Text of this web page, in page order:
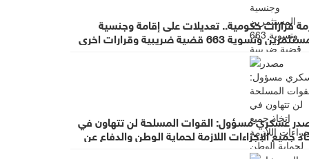
قرارات حكومية.. تعديلات على إقامة وجنسية
وتسوية 663 قضية ضريبية وقرارات اخرى
عسكري مسؤول: القوات المسلحة لن تتهاون في
جميع الإجراءات اللازمة لحماية الوطن والدفاع عن
أمنه واستقراره